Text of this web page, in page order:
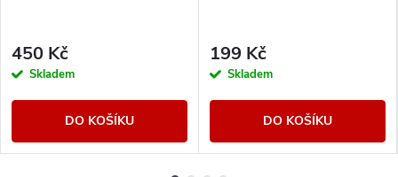
450 Kč
Skladem
DO KOŠÍKU
199 Kč
Skladem
DO KOŠÍKU